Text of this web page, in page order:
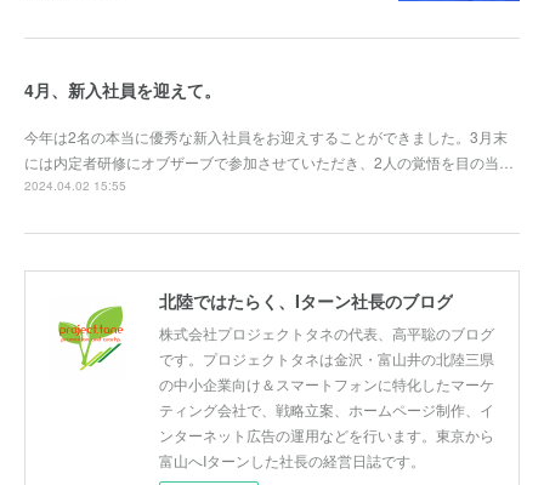
4月、新入社員を迎えて。
今年は2名の本当に優秀な新入社員をお迎えすることができました。3月末
には内定者研修にオブザーブで参加させていただき、2人の覚悟を目の当…
2024.04.02 15:55
北陸ではたらく、Iターン社長のブログ
株式会社プロジェクトタネの代表、高平聡のブログ
です。プロジェクトタネは金沢・富山井の北陸三県
の中小企業向け＆スマートフォンに特化したマーケ
ティング会社で、戦略立案、ホームページ制作、イ
ンターネット広告の運用などを行います。東京から
富山へIターンした社長の経営日誌です。